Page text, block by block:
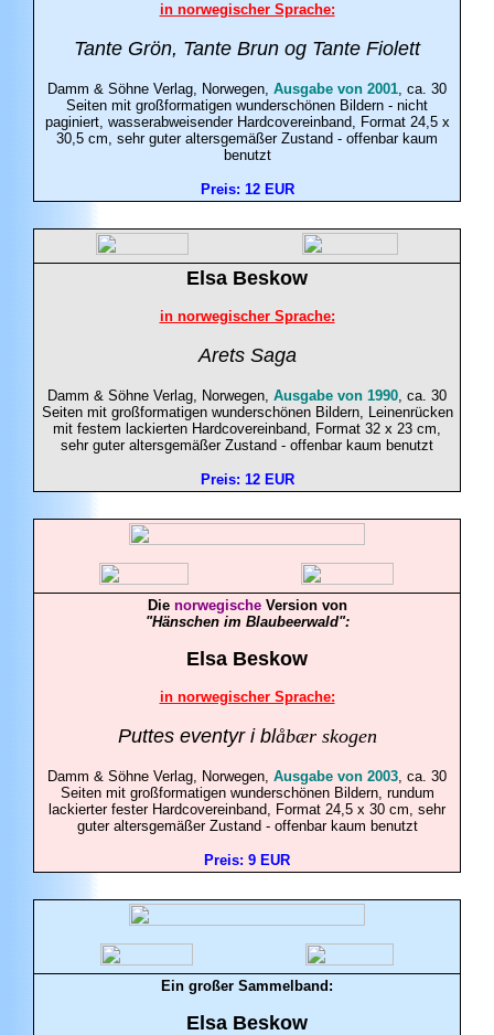
in norwegischer Sprache:
Tante Grön, Tante Brun og Tante Fiolett
Damm & Söhne Verlag, Norwegen, Ausgabe von 2001, ca. 30
Seiten mit großformatigen wunderschönen Bildern - nicht
paginiert, wasserabweisender Hardcovereinband, Format 24,5 x
30,5 cm, sehr guter altersgemäßer Zustand - offenbar kaum
benutzt
Preis: 12 EUR
Elsa Beskow
in norwegischer Sprache:
Arets Saga
Damm & Söhne Verlag, Norwegen, Ausgabe von 1990, ca. 30
Seiten mit großformatigen wunderschönen Bildern, Leinenrücken
mit festem lackierten Hardcovereinband, Format 32 x 23 cm,
sehr guter altersgemäßer Zustand - offenbar kaum benutzt
Preis: 12 EUR
Die norwegischeVersion von
"Hänschen im Blaubeerwald":
Elsa Beskow
in norwegischer Sprache:
Puttes eventyr i blåbær skogen
Damm & Söhne Verlag, Norwegen, Ausgabe von 2003, ca. 30
Seiten mit großformatigen wunderschönen Bildern, rundum
lackierter fester Hardcovereinband, Format 24,5 x 30 cm, sehr
guter altersgemäßer Zustand - offenbar kaum benutzt
Preis: 9 EUR
Ein großer Sammelband:
Elsa Beskow